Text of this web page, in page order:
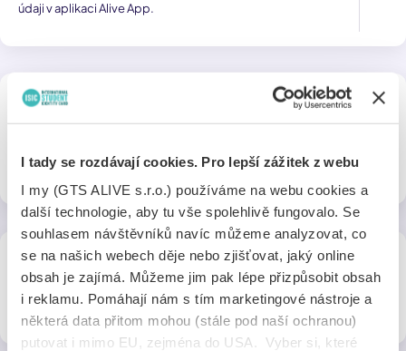
I tady se rozdávají cookies. Pro lepší zážitek z webu
I my (GTS ALIVE s.r.o.) používáme na webu cookies a
další technologie, aby tu vše spolehlivě fungovalo. Se
souhlasem návštěvníků navíc můžeme analyzovat, co
se na našich webech děje nebo zjišťovat, jaký online
obsah je zajímá. Můžeme jim pak lépe přizpůsobit obsah
i reklamu. Pomáhají nám s tím marketingové nástroje a
některá data přitom mohou (stále pod naší ochranou)
putovat i mimo EU, zejména do USA. Vyber si, které
údaji v aplikaci Alive App.
Podmínky použití Profilu Alive
profilu.
Zásady ochrany osobních údajů v Profilu Alive
Dokument popisuje a vysvětluje, jak pracujeme s osobními
údaji v Profilu Alive.